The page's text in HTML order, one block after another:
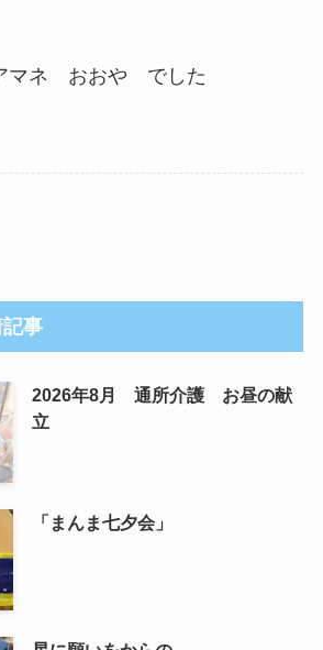
おや でした
事
2026年8月 通所介護 お昼の献
立
「まんま七夕会」